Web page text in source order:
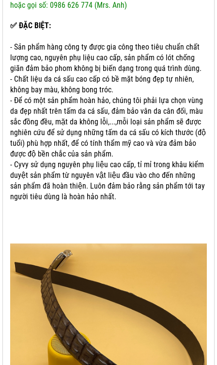
hoặc gọi số: 0986 626 774 (Mrs. Anh)
✅ ĐẶC BIỆT:
- Sản phẩm hàng công ty được gia công theo tiêu chuẩn chất
lượng cao, nguyên phụ liệu cao cấp, sản phẩm có lót chống
giãn đảm bảo phom không bị biến dạng trong quá trình dùng.
- Chất liệu da cá sấu cao cấp có bề mặt bóng đẹp tự nhiên,
không bay màu, không bong tróc.
- Để có một sản phẩm hoàn hảo, chúng tôi phải lựa chọn vùng
da đẹp nhất trên tấm da cá sấu, đảm bảo vân da cân đối, màu
sắc đồng đều, mặt da không lỗi,...,mỗi loại sản phẩm sẽ được
nghiên cứu để sử dụng những tấm da cá sấu có kích thước (độ
tuổi) phù hợp nhất, để có tính thẩm mỹ cao và vừa đảm bảo
được độ bền chắc của sản phẩm.
- Cyvy sử dụng nguyên phụ liệu cao cấp, tỉ mỉ trong khâu kiểm
duyệt sản phẩm từ nguyên vật liệu đầu vào cho đến những
sản phẩm đã hoàn thiện. Luôn đảm bảo rằng sản phẩm tới tay
người tiêu dùng là hoàn hảo nhất.